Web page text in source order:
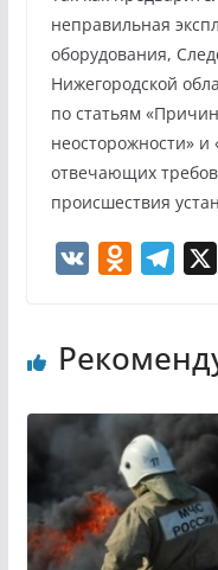
неправильная
оборудования,
Нижегородской
по статьям
неосторожности» и
отвечающих
происшествия
o
l
a
s
s
n
e
r
a
m